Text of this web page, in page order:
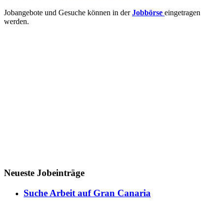
Jobangebote und Gesuche können in derJobbörse eingetragen
werden.
Neueste Jobeinträge
Suche Arbeit auf Gran Canaria